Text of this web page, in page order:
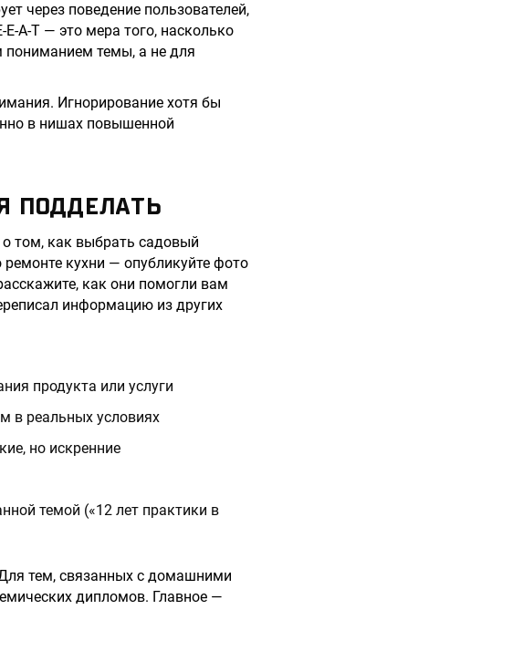
через поведение пользователей,
E-A-T — это мера того, насколько
пониманием темы, а не для
Игнорирование хотя бы
в нишах повышенной
ПОДДЕЛАТЬ
том, как выбрать садовый
кухни — опубликуйте фото
как они помогли вам
информацию из других
продукта или услуги
в реальных условиях
но искренние
темой («12 лет практики в
тем, связанных с домашними
дипломов. Главное —